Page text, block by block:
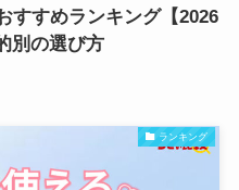
すすめランキング【2026
別の選び方
ランキング